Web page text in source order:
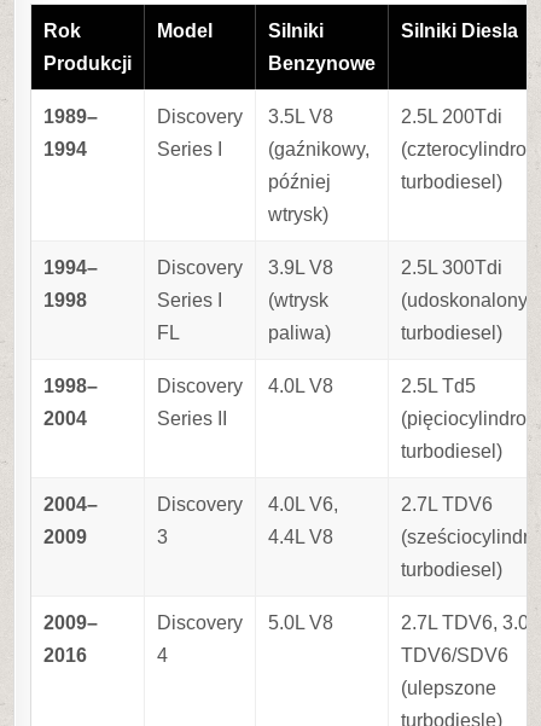
Rok
Produkcji
Model
Silniki
Benzynowe
Silniki Diesla
1989–
1994
Discovery
Series I
3.5L V8
(gaźnikowy,
później
wtrysk)
2.5L 200Tdi
turbodiesel)
1994–
1998
Discovery
Series I
FL
3.9L V8
(wtrysk
paliwa)
2.5L 300Tdi
(udoskonalony
turbodiesel)
1998–
2004
Discovery
Series II
4.0L V8
2.5L Td5
turbodiesel)
2004–
2009
Discovery
3
4.0L V6,
4.4L V8
2.7L TDV6
turbodiesel)
2009–
2016
Discovery
4
5.0L V8
2.7L TDV6, 3.0L
TDV6/SDV6
(ulepszone
turbodiesle)